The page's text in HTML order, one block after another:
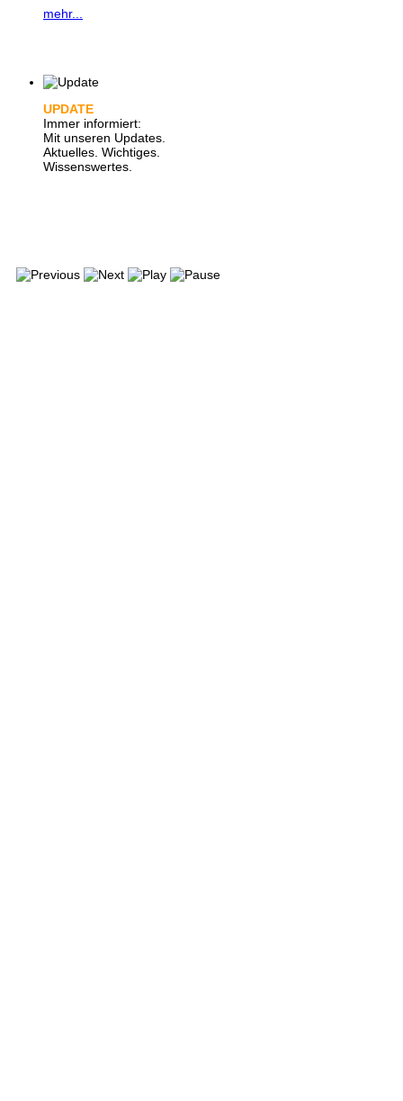
mehr...
UPDATE
Immer informiert:
Mit unseren Updates.
Aktuelles. Wichtiges.
Wissenswertes.